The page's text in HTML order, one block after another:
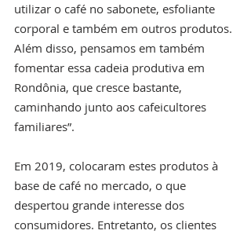
utilizar o café no sabonete, esfoliante
corporal e também em outros produtos.
Além disso, pensamos em também
fomentar essa cadeia produtiva em
Rondônia, que cresce bastante,
caminhando junto aos cafeicultores
familiares”.
Em 2019, colocaram estes produtos à
base de café no mercado, o que
despertou grande interesse dos
consumidores. Entretanto, os clientes